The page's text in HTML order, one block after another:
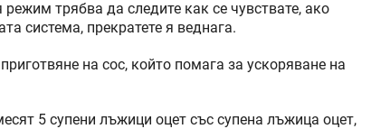
трябва да следите как се чувствате, ако
система, прекратете я веднага.
на сос, който помага за ускоряване на
5 супени лъжици оцет със супена лъжица оцет,